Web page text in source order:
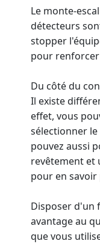
Le monte-
détecteurs
stopper
pour
Du côté du
Il existe
effet, vous
sélectionner
pouvez aussi
revêtement et
pour en
Disposer d'un
avantage au
que vous